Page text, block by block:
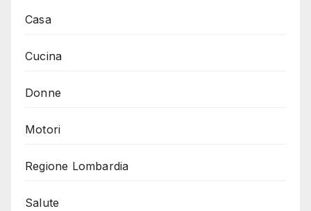
Casa
Cucina
Donne
Motori
Regione Lombardia
Salute